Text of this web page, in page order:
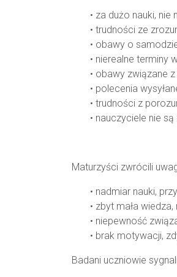
• za dużo nauki,
• trudności ze
• obawy o
• nierealne terminy
• obawy związane
• polecenia
• trudności z
• nauczyciele nie
Maturzyści zwrócili
• nadmiar nauki,
• zbyt mała
• niepewność
• brak motywacji,
Badani uczniowie